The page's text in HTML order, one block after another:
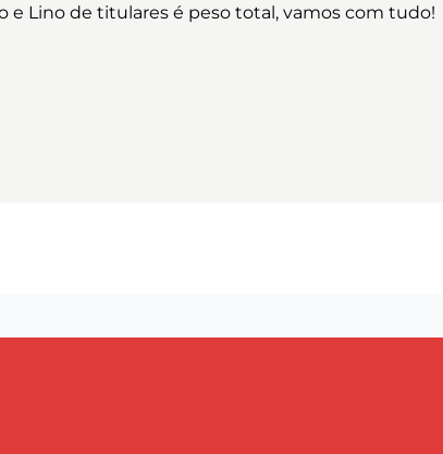
e Lino de titulares é peso total, vamos com tudo!